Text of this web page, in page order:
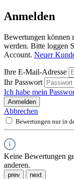
Anmelden
Bewertungen können
werden. Bitte loggen
Account. Neuer
Ihre E-Mail-Adresse
Ihr Passwort
Ich habe mein
Anmelden
Abbrechen
Bewertungen nur in
Keine Bewertungen
anderen.
prev next